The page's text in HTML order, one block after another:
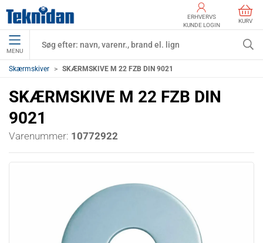
ERHVERVS
KUNDE LOGIN
KURV
MENU
Skærmskiver SKÆRMSKIVE M 22 FZB DIN 9021
SKÆRMSKIVE M 22 FZB DIN
9021
Varenummer: 10772922